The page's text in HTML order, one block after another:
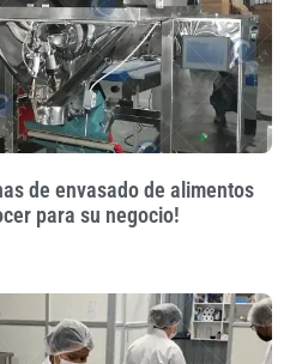
de envasado de alimentos
para su negocio!